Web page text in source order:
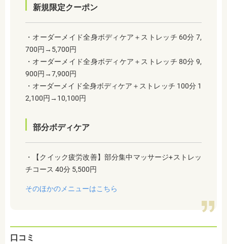
新規限定クーポン
・オーダーメイド全身ボディケア＋ストレッチ 60分 7,
700円→5,700円
・オーダーメイド全身ボディケア＋ストレッチ 80分 9,
900円→7,900円
・オーダーメイド全身ボディケア＋ストレッチ 100分 1
2,100円→10,100円
部分ボディケア
・【クイック疲労改善】部分集中マッサージ+ストレッ
チコース 40分 5,500円
そのほかのメニューはこちら
口コミ